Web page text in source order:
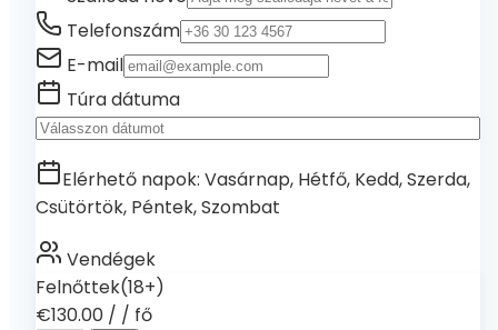
Telefonszám
E-mail
Túra dátuma
Elérhető napok: Vasárnap, Hétfő, Kedd, Szerda,
Csütörtök, Péntek, Szombat
Vendégek
Felnőttek(18+)
€130.00 / / fő